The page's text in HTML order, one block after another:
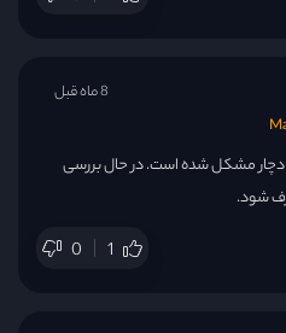
مشکل شده است. در حال بررسی
شود.
0 1
8 ماه قبل